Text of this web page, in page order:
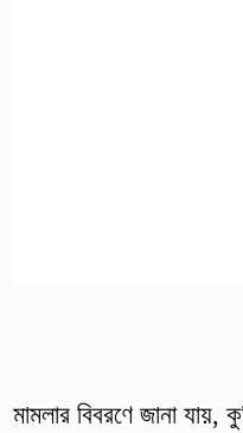
মামলার বিবরণে জানা যায়,